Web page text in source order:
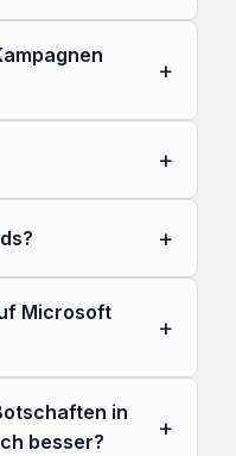
+
+
+
Microsoft
+
in
besser?
+